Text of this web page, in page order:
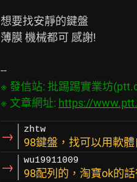
想要找安靜的鍵盤
薄膜 機械都可 感謝!
※ 發信站: 批踢踢實業坊
※ 文章網址: https://
→ zhtw
98鍵盤，找可以用軟
→ wu19911009
98配列的，淘寶ok的